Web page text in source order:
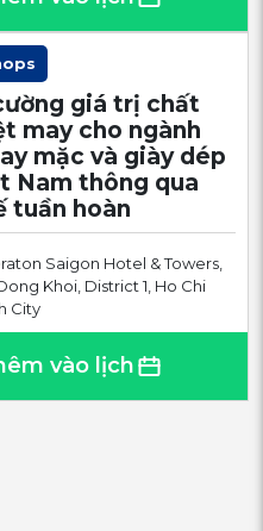
giá trị chất
may cho ngành
mặc và giày dép
Nam thông qua
tuần hoàn
Saigon Hotel & Towers,
Khoi, District 1, Ho Chi
City
vào lịch